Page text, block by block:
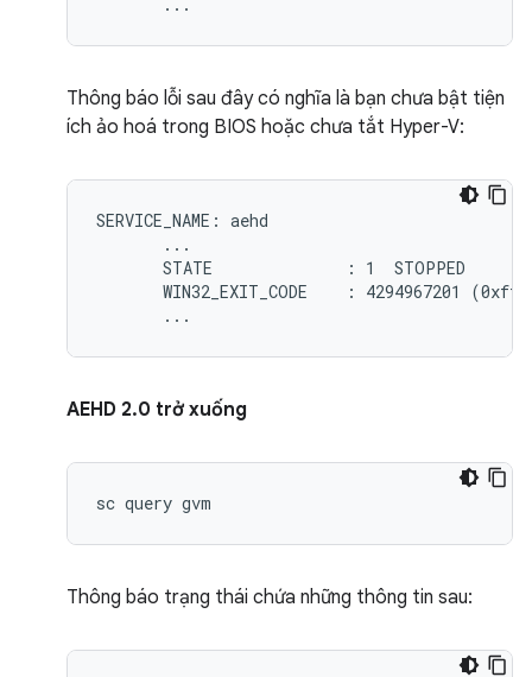
Thông báo lỗi sau đây có nghĩa là bạn chưa bật tiện
ích ảo hoá trong BIOS hoặc chưa tắt Hyper-V:
SERVICE_NAME: aehd
       ...
       STATE              : 1  STOPPED
WIN32_EXIT_CODE    : 4294967201
AEHD 2.0 trở xuống
Thông báo trạng thái chứa những thông tin sau: